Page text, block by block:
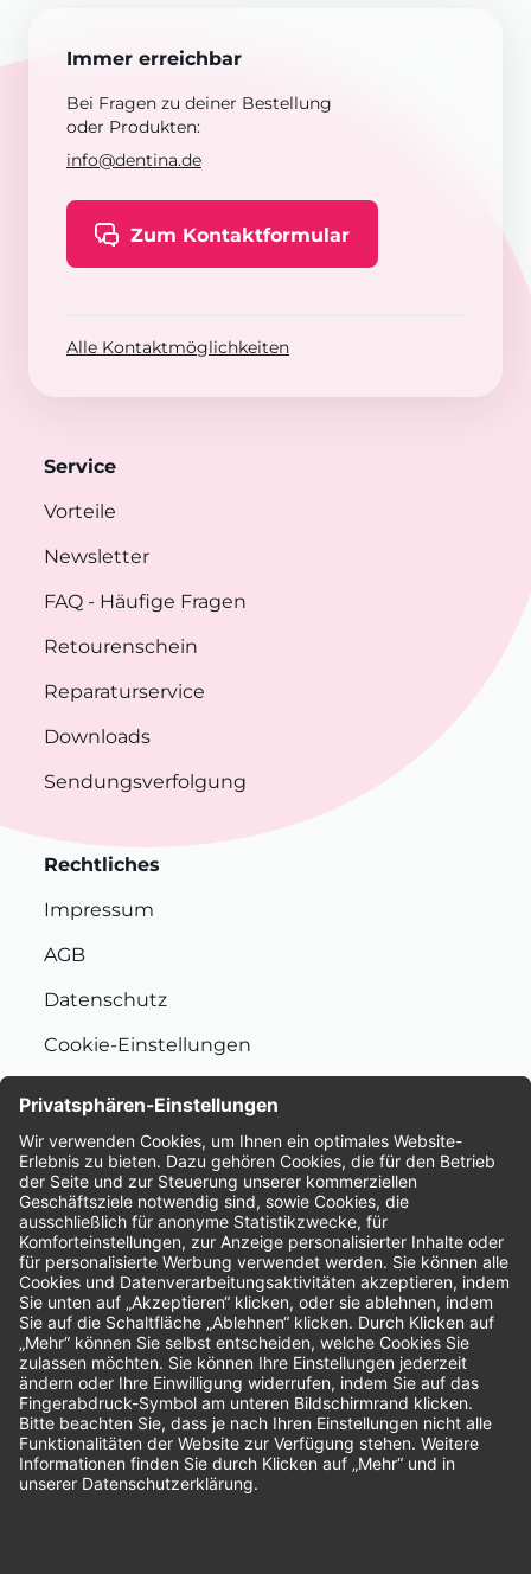
Immer erreichbar
Bei Fragen zu deiner Bestellung
oder Produkten:
info@dentina.de
Zum Kontaktformular
Alle Kontaktmöglichkeiten
Service
Vorteile
Newsletter
FAQ - Häufige Fragen
Retourenschein
Reparaturservice
Downloads
Sendungsverfolgung
Rechtliches
Impressum
AGB
Datenschutz
Cookie-Einstellungen
Bewertungen